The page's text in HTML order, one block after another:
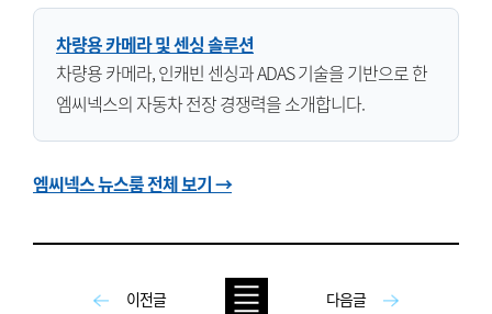
차량용 카메라 및 센싱 솔루션
차량용 카메라, 인캐빈 센싱과 ADAS 기술을 기반으로 한
엠씨넥스의 자동차 전장 경쟁력을 소개합니다.
엠씨넥스 뉴스룸 전체 보기 →
이전글 다음글